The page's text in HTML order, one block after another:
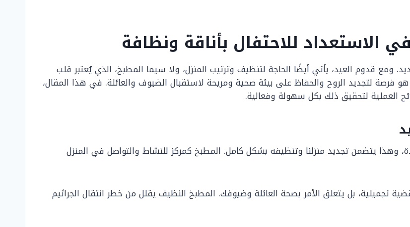
الاستعداد للاحتفال بأناقة ونظافة
ومع قدوم العيد، يأتي أيضًا الحاجة لتنظيف وترتيب المنزل، ولا سيما المطبخ، الذي يُعتبر قلب
فرصة لتجديد الروح والحفاظ على بيئة صحية ومريحة لاستقبال الضيوف والعائلة. في هذا المقال،
العملية لتحقيق ذلك بكل سهولة وفعالية.
وهذا يتضمن تجديد منزلنا وتنظيفه بشكل كامل. المطبخ كمركز للنشاط والتواصل في المنزل
تجميلية، بل يتعلق الأمر بصحة العائلة وضيوفك. المطبخ النظيف يقلل من خطر انتقال الجراثيم